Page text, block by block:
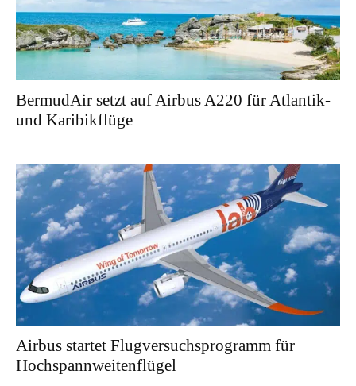
BermudAir setzt auf Airbus A220 für Atlantik-
und Karibikflüge
Airbus startet Flugversuchsprogramm für
Hochspannweitenflügel